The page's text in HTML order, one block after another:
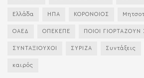
Ελλάδα ΗΠΑ ΚΟΡΟΝΟΙΟΣ
ΟΑΕΔ ΟΠΕΚΕΠΕ ΠΟΙΟΙ ΓΙΟΡΤΑΖΟΥΝ
ΣΥΝΤΑΞΙΟΥΧΟΙ ΣΥΡΙΖΑ Συντάξεις
καιρός